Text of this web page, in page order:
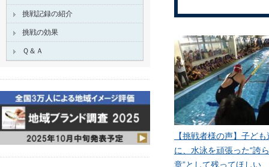
【挑戦者様の声】子ど
に、水泳を頑張った“誇
章”として残ってほしい
挑戦記録の紹介
挑戦の効果
Ｑ＆Ａ